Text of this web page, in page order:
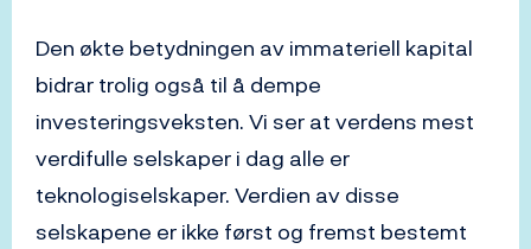
Den økte betydningen av immateriell kapital
bidrar trolig også til å dempe
investeringsveksten. Vi ser at verdens mest
verdifulle selskaper i dag alle er
teknologiselskaper. Verdien av disse
selskapene er ikke først og fremst bestemt